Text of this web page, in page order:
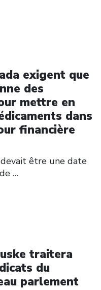
exigent que
des
mettre en
dans
financière
être une date
…
traitera
du
parlement